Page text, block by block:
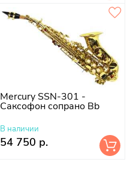
Mercury SSN-301 -
Саксофон сопрано Bb
В наличии
54 750 р.